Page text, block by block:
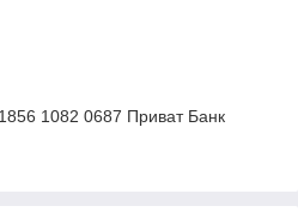
1082 0687 Приват Банк